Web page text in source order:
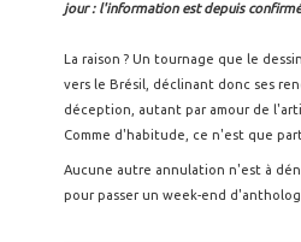
jour : l'information est depuis
La raison ? Un tournage que le
vers le Brésil, déclinant donc ses
déception, autant par amour de
Comme d'habitude, ce n'est que
Aucune autre annulation n'est à
pour passer un week-end